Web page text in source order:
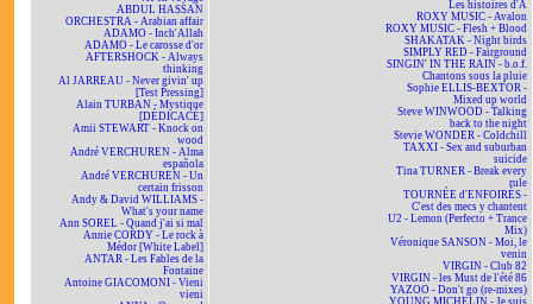
ABDUL HASSAN
ORCHESTRA - Arabian affair
ADAMO - Inch'Allah
ADAMO - Le carosse d'or
AFTERSHOCK - Always
thinking
Al JARREAU - Never givin' up
[Test Pressing]
Alain TURBAN - Mystique
[DÉDICACÉ]
Amii STEWART - Knock on
wood
André VERCHUREN - Alma
española
André VERCHUREN - Un
certain frisson
Andy & David WILLIAMS -
What's your name
Ann SOREL - Quand j'ai si mal
Annie CORDY - Le rock à
Médor [White Label]
ANTAR - Les Fables de la
Fontaine
Antoine GIACOMONI - Vieni
vieni
Les histoires d'A
ROXY MUSIC - Avalon
ROXY MUSIC - Flesh + Blood
SHAKATAK - Night birds
SIMPLY RED - Fairground
SINGIN' IN THE RAIN - b.o.f.
Chantons sous la pluie
Sophie ELLIS-BEXTOR -
Mixed up world
Steve WINWOOD - Talking
back to the night
Stevie WONDER - Coldchill
TAXXI - Sex and suburban
suicide
Tina TURNER - Break every
rule
TOURNÉE d'ENFOIRÉS -
C'est des mecs y chantent
U2 - Lemon (Perfecto + Trance
Mix)
Véronique SANSON - Moi, le
venin
VIRGIN - Club 82
VIRGIN - les Must de l'été 86
YAZOO - Don't go (re-mixes)
YOUNG MICHELIN - Je suis